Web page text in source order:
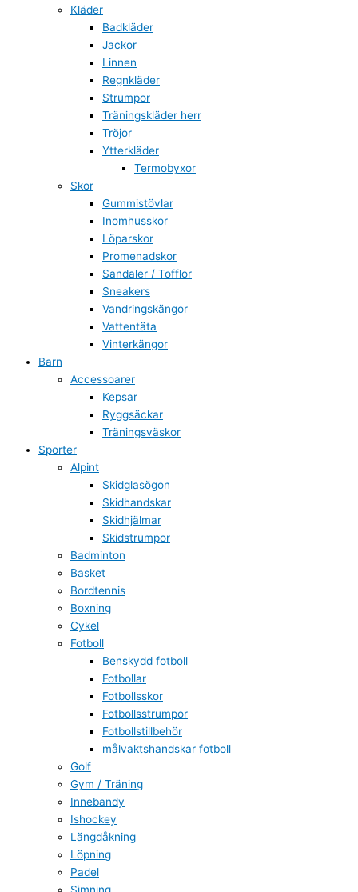
Kläder
Badkläder
Jackor
Linnen
Regnkläder
Strumpor
Träningskläder herr
Tröjor
Ytterkläder
Termobyxor
Skor
Gummistövlar
Inomhusskor
Löparskor
Promenadskor
Sandaler / Tofflor
Sneakers
Vandringskängor
Vattentäta
Vinterkängor
Barn
Accessoarer
Kepsar
Ryggsäckar
Träningsväskor
Sporter
Alpint
Skidglasögon
Skidhandskar
Skidhjälmar
Skidstrumpor
Badminton
Basket
Bordtennis
Boxning
Cykel
Fotboll
Benskydd fotboll
Fotbollar
Fotbollsskor
Fotbollsstrumpor
Fotbollstillbehör
målvaktshandskar fotboll
Golf
Gym / Träning
Innebandy
Ishockey
Längdåkning
Löpning
Padel